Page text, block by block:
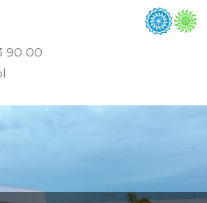
90 00